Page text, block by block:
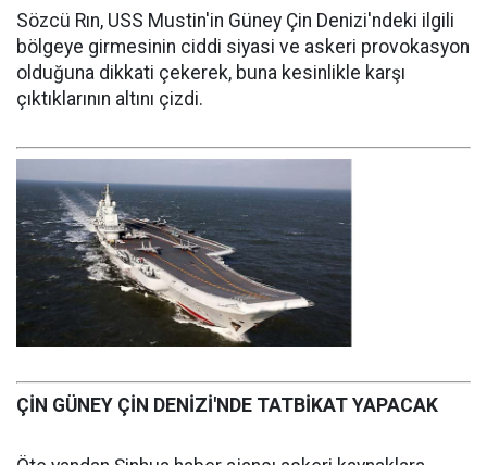
Sözcü Rın, USS Mustin'in Güney Çin Denizi'ndeki ilgili
bölgeye girmesinin ciddi siyasi ve askeri provokasyon
olduğuna dikkati çekerek, buna kesinlikle karşı
çıktıklarının altını çizdi.
ÇİN GÜNEY ÇİN DENİZİ'NDE TATBİKAT YAPACAK